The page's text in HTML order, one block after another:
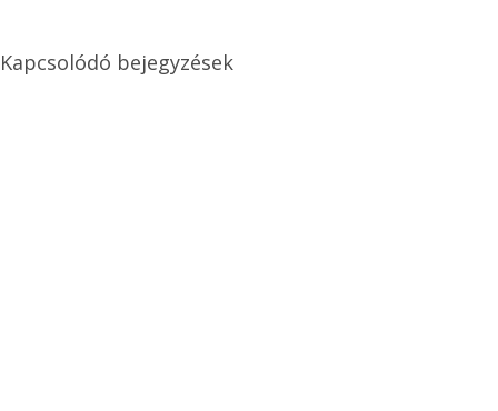
Kapcsolódó bejegyzések